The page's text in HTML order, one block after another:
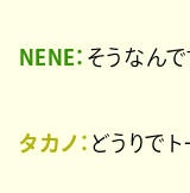
NENE： そうなんで
タカノ： どうりで